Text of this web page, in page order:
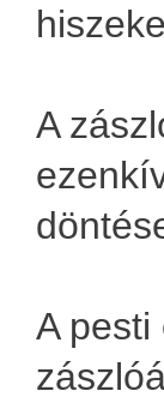
A
A pesti